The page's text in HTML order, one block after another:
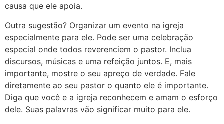
causa que ele apoia.
Outra sugestão? Organizar um evento na igreja
especialmente para ele. Pode ser uma celebração
especial onde todos reverenciem o pastor. Inclua
discursos, músicas e uma refeição juntos. E, mais
importante, mostre o seu apreço de verdade. Fale
diretamente ao seu pastor o quanto ele é importante.
Diga que você e a igreja reconhecem e amam o esforço
dele. Suas palavras vão significar muito para ele.